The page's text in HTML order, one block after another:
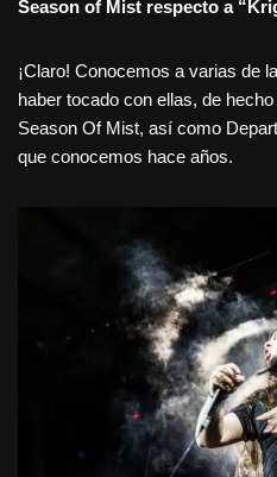
Season of Mist respecto a “
¡Claro! Conocemos a varias de
haber tocado con ellas, de
Season Of Mist, así como
que conocemos hace años.